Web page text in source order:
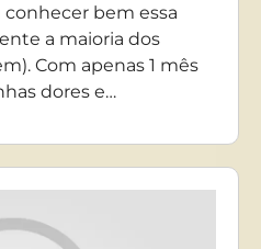
bem essa
a maioria dos
Com apenas 1 mês
dores e…